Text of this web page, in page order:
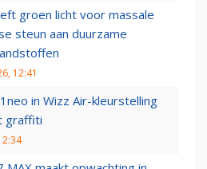
groen licht voor massale
steun aan duurzame
12:41
in Wizz Air-kleurstelling
graffiti